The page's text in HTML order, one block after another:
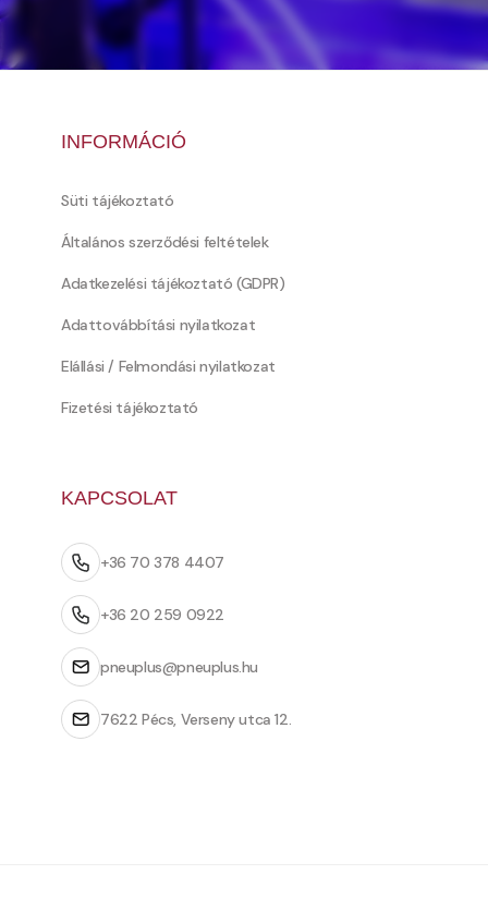
INFORMÁCIÓ
Süti tájékoztató
Általános szerződési feltételek
Adatkezelési tájékoztató (GDPR)
Adattovábbítási nyilatkozat
Elállási / Felmondási nyilatkozat
Fizetési tájékoztató
KAPCSOLAT
+36 70 378 4407
+36 20 259 0922
pneuplus@pneuplus.hu
7622 Pécs, Verseny utca 12.